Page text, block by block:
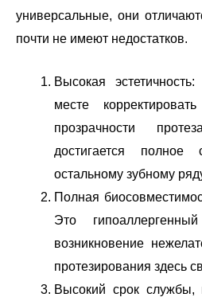
универсальные, они
почти не имеют недостатков.
Высокая
месте
прозрачности
достигается полное
остальному зубному
Полная
Это
возникновение
протезирования здесь
Высокий срок